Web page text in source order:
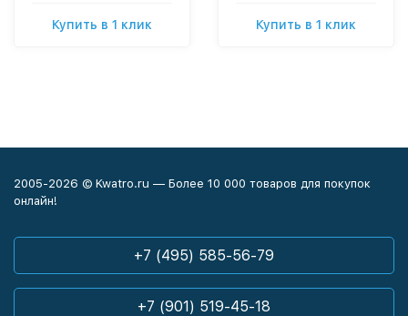
Купить в 1 клик Купить в 1 клик
2005-2026 © Kwatro.ru — Более 10 000 товаров для покупок
онлайн!
+7 (495) 585-56-79
+7 (901) 519-45-18